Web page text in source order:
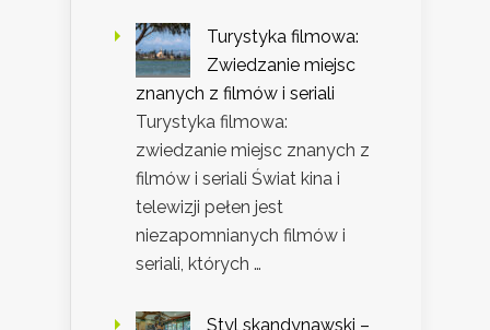
Turystyka filmowa:
Zwiedzanie miejsc
znanych z filmów i seriali
Turystyka filmowa:
zwiedzanie miejsc znanych z
filmów i seriali Świat kina i
telewizji pełen jest
niezapomnianych filmów i
seriali, których …
Styl skandynawski –